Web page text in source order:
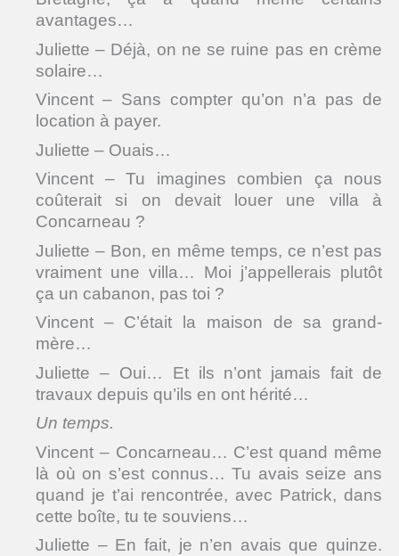
avantages…
Juliette – Déjà, on ne se ruine pas en crème
solaire…
Vincent – Sans compter qu’on n’a pas de
location à payer.
Juliette – Ouais…
Vincent – Tu imagines combien ça nous
coûterait si on devait louer une villa à
Concarneau ?
Juliette – Bon, en même temps, ce n’est pas
vraiment une villa… Moi j’appellerais plutôt
ça un cabanon, pas toi ?
Vincent – C’était la maison de sa grand-
mère…
Juliette – Oui… Et ils n’ont jamais fait de
travaux depuis qu’ils en ont hérité…
Un temps.
Vincent – Concarneau… C’est quand même
là où on s’est connus… Tu avais seize ans
quand je t’ai rencontrée, avec Patrick, dans
cette boîte, tu te souviens…
Juliette – En fait, je n’en avais que quinze.